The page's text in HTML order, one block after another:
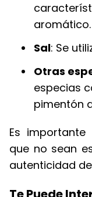
aromático.
Sal: Se
Otras
especias
pimentón
Es
que no sean
autenticidad